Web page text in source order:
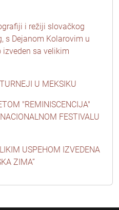
i režiji slovačkog
s Dejanom Kolarovim u
sa velikim
U MEKSIKU
"REMINISCENCIJA"
FESTIVALU
USPEHOM IZVEDENA
ZIMA”